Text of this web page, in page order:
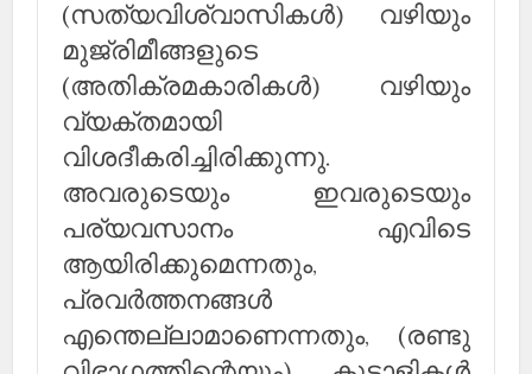
(സത്യവിശ്വാസികള്‍) വഴിയും
മുജ്രിമീങ്ങളുടെ
(അതിക്രമകാരികള്‍) വഴിയും
വ്യക്തമായി
വിശദീകരിച്ചിരിക്കുന്നു.
അവരുടെയും ഇവരുടെയും
പര്യവസാനം എവിടെ
ആയിരിക്കുമെന്നതും,
പ്രവര്‍ത്തനങ്ങള്‍
എന്തെല്ലാമാണെന്നതും, (രണ്ടു